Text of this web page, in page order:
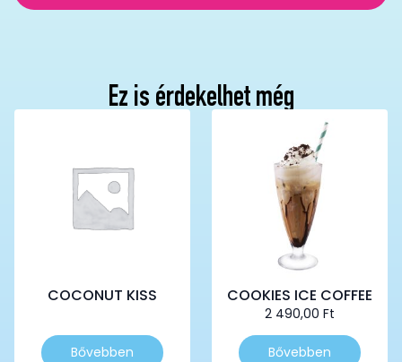
Ez is érdekelhet még
COCONUT KISS
Bővebben
COOKIES ICE COFFEE
2 490,00 Ft
Bővebben